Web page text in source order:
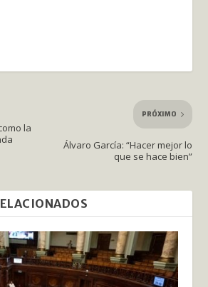
la
PRÓXIMO
Álvaro García: “Hacer mejor lo
que se hace bien”